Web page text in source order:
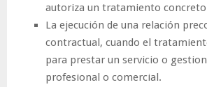
autoriza un tratamiento
La ejecución de una relación
contractual, cuando el
para prestar un servicio o
profesional o comercial.